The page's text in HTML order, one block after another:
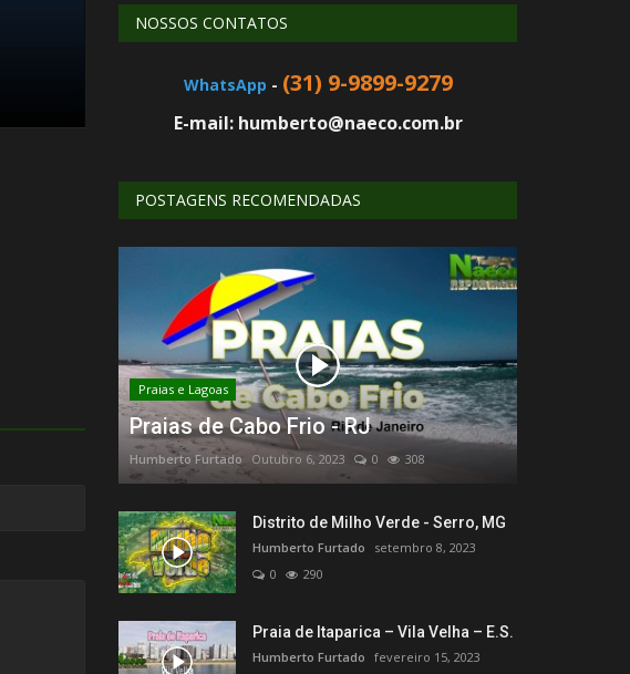
NOSSOS CONTATOS
WhatsApp - (31) 9-9899-9279
E-mail: humberto@naeco.com.br
POSTAGENS RECOMENDADAS
Praias e Lagoas
Praias de Cabo Frio - RJ
Humberto Furtado Outubro 6, 2023 0 308
Distrito de Milho Verde - Serro, MG
Humberto Furtado
setembro 8, 2023
0
290
Praia de Itaparica – Vila Velha – E.S.
Humberto Furtado fevereiro 15, 2023